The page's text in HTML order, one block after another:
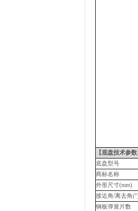
【底盘技术参
底盘型号
商标名称
外形尺寸(mm)
接近角/离去角
钢板弹簧片数